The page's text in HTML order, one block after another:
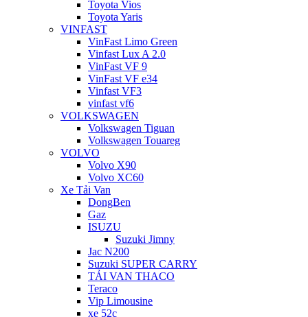
Toyota Vios
Toyota Yaris
VINFAST
VinFast Limo Green
Vinfast Lux A 2.0
VinFast VF 9
VinFast VF e34
Vinfast VF3
vinfast vf6
VOLKSWAGEN
Volkswagen Tiguan
Volkswagen Touareg
VOLVO
Volvo X90
Volvo XC60
Xe Tải Van
DongBen
Gaz
ISUZU
Suzuki Jimny
Jac N200
Suzuki SUPER CARRY
TẢI VAN THACO
Teraco
Vip Limousine
xe 52c